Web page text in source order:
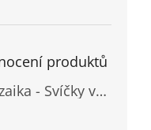
produktů
Jantarová mozaika - Svíčky ve skleněných dózách - Vysoké
je 5 z 5 hvězdiček.